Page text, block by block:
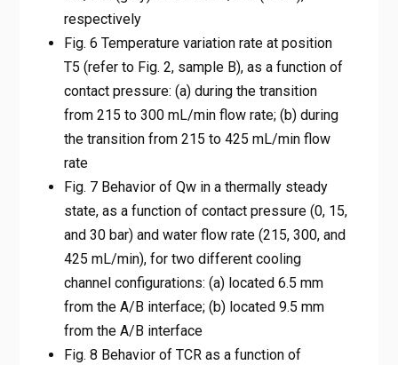
respectively
Fig. 6 Temperature variation rate at position
T5 (refer to Fig. 2, sample B), as a function of
contact pressure: (a) during the transition
from 215 to 300 mL/min flow rate; (b) during
the transition from 215 to 425 mL/min flow
rate
Fig. 7 Behavior of Qw in a thermally steady
state, as a function of contact pressure (0, 15,
and 30 bar) and water flow rate (215, 300, and
425 mL/min), for two different cooling
channel configurations: (a) located 6.5 mm
from the A/B interface; (b) located 9.5 mm
from the A/B interface
Fig. 8 Behavior of TCR as a function of